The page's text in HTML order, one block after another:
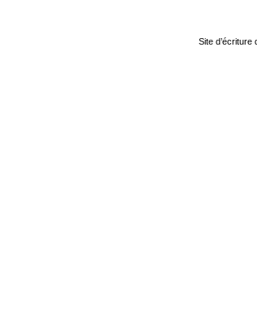
Site d’écriture